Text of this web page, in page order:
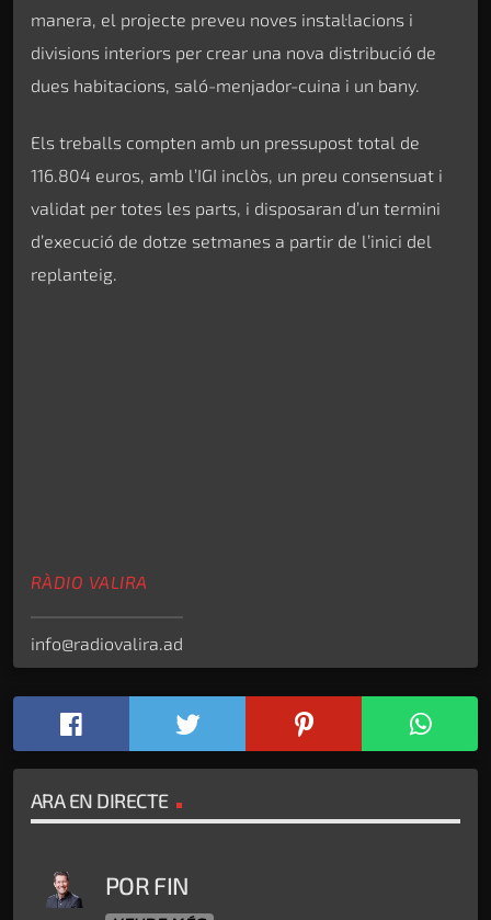
manera, el projecte preveu noves instal·lacions i
divisions interiors per crear una nova distribució de
dues habitacions, saló-menjador-cuina i un bany.
Els treballs compten amb un pressupost total de
116.804 euros, amb l’IGI inclòs, un preu consensuat i
validat per totes les parts, i disposaran d’un termini
d’execució de dotze setmanes a partir de l’inici del
replanteig.
RÀDIO VALIRA
info@radiovalira.ad
ARA EN DIRECTE
POR FIN